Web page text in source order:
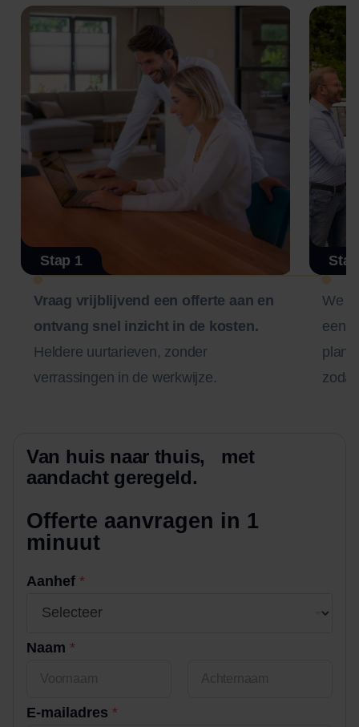
Stap 1
Vraag vrijblijvend een offerte aan en
ontvang snel inzicht in de kosten.
Heldere uurtarieven, zonder
verrassingen in de werkwijze.
We
een
Van huis naar thuis, met
aandacht geregeld.
Offerte aanvragen in 1
minuut
Aanhef *
Naam *
Voornaam
E-mailadres *